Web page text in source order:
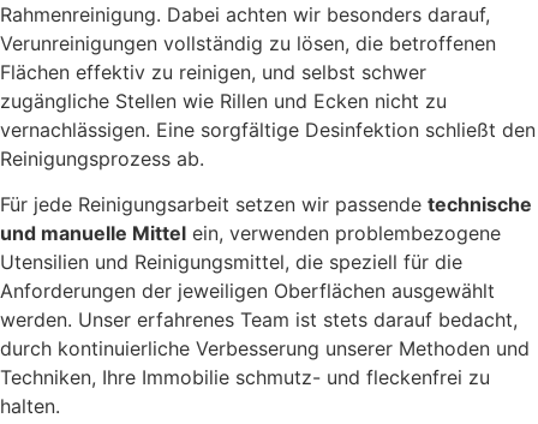
Rahmenreinigung. Dabei achten wir besonders darauf,
Verunreinigungen vollständig zu lösen, die betroffenen
Flächen effektiv zu reinigen, und selbst schwer
zugängliche Stellen wie Rillen und Ecken nicht zu
vernachlässigen. Eine sorgfältige Desinfektion schließt den
Reinigungsprozess ab.
Für jede Reinigungsarbeit setzen wir passende technische
und manuelle Mittel ein, verwenden problembezogene
Utensilien und Reinigungsmittel, die speziell für die
Anforderungen der jeweiligen Oberflächen ausgewählt
werden. Unser erfahrenes Team ist stets darauf bedacht,
durch kontinuierliche Verbesserung unserer Methoden und
Techniken, Ihre Immobilie schmutz- und fleckenfrei zu
halten.